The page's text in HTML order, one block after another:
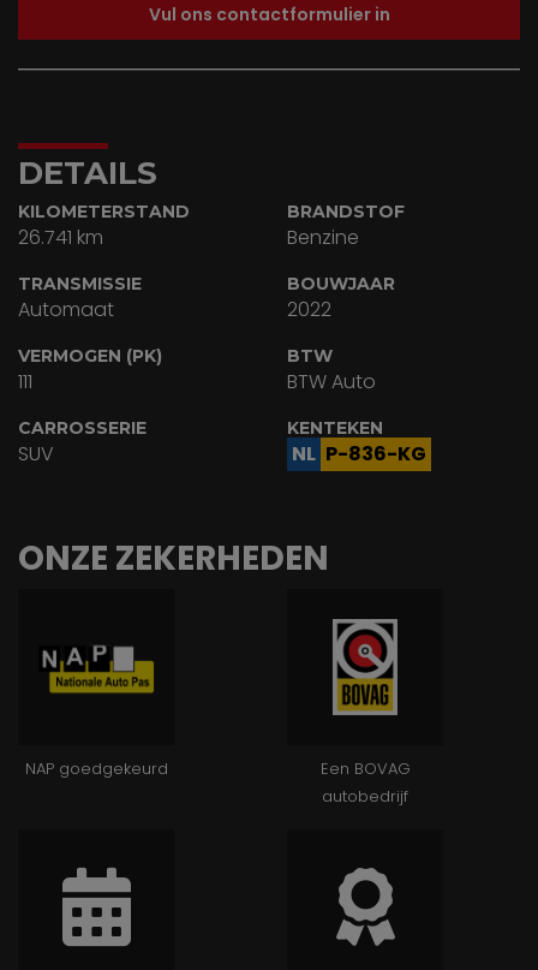
Vul ons contactformulier in
DETAILS
KILOMETERSTAND
26.741 km
BRANDSTOF
Benzine
TRANSMISSIE
Automaat
BOUWJAAR
2022
VERMOGEN (PK)
111
BTW
BTW Auto
CARROSSERIE
SUV
KENTEKEN
NL P-836-KG
ONZE ZEKERHEDEN
NAP goedgekeurd
Een BOVAG
autobedrijf